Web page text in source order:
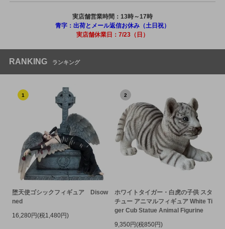
実店舗営業時間：13時～17時
青字：出荷とメール返信お休み（土日祝）
実店舗休業日：7/23（日）
RANKING ランキング
1
堕天使ゴシックフィギュア Disow
ned
16,280円(税1,480円)
2
ホワイトタイガー・白虎の子供 スタ
チュー アニマルフィギュア White Ti
ger Cub Statue Animal Figurine
9,350円(税850円)